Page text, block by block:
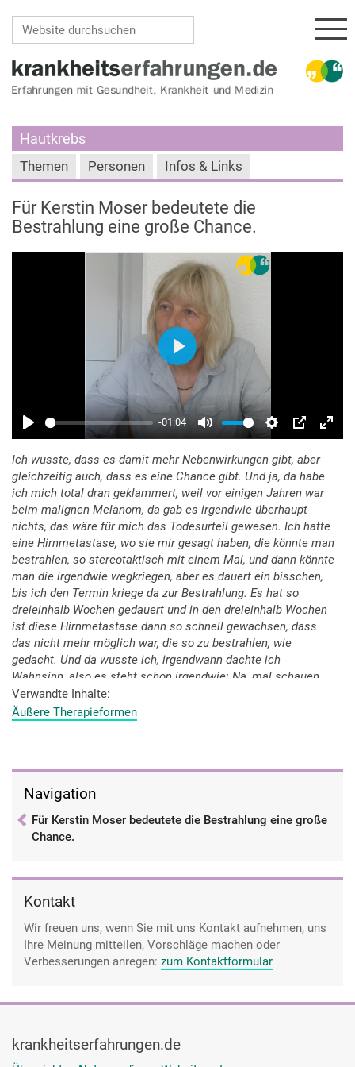
Hautkrebs
Themen Personen Infos & Links
Für Kerstin Moser bedeutete die
Bestrahlung eine große Chance.
Ich wusste, dass es damit mehr Nebenwirkungen gibt, aber
gleichzeitig auch, dass es eine Chance gibt. Und ja, da habe
ich mich total dran geklammert, weil vor einigen Jahren war
beim malignen Melanom, da gab es irgendwie überhaupt
nichts, das wäre für mich das Todesurteil gewesen. Ich hatte
eine Hirnmetastase, wo sie mir gesagt haben, die könnte man
bestrahlen, so stereotaktisch mit einem Mal, und dann könnte
man die irgendwie wegkriegen, aber es dauert ein bisschen,
bis ich den Termin kriege da zur Bestrahlung. Es hat so
dreieinhalb Wochen gedauert und in den dreieinhalb Wochen
ist diese Hirnmetastase dann so schnell gewachsen, dass
das nicht mehr möglich war, die so zu bestrahlen, wie
gedacht. Und da wusste ich, irgendwann dachte ich
Wahnsinn, also es steht schon irgendwie: Na, mal schauen,
wie sich das entwickelt. Also habe ich die Ärzte gefragt: „Das
wird doch ansprechen oder die Bestrahlung oder?“ Dann: „Ja,
Verwandte Inhalte
Äußere Therapieformen
Navigation
Für Kerstin Moser bedeutete die Bestrahlung eine große
Chance.
Kontakt
Wir freuen uns, wenn Sie mit uns Kontakt aufnehmen, uns
Ihre Meinung mitteilen, Vorschläge machen oder
Verbesserungen anregen: zum Kontaktformular
krankheitserfahrungen.de